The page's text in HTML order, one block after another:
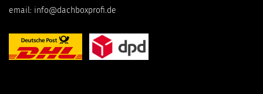
email: info@dachboxprofi.de